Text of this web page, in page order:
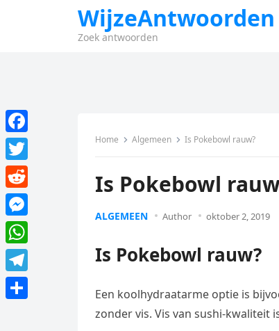
WijzeAntwoorden
Zoek antwoorden
Home Algemeen Is Pokebowl rauw?
Is Pokebowl
ALGEMEEN Author oktober 2, 2019
Is Pokebowl rauw?
Een koolhydraatarme optie is
zonder vis. Vis van sushi-kwaliteit
F
a
c
e
b
o
o
k
T
w
i
t
t
e
R
e
d
d
M
e
s
s
W
h
a
T